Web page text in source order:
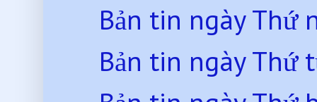
Bản tin ngày Thứ
Bản tin ngày Thứ